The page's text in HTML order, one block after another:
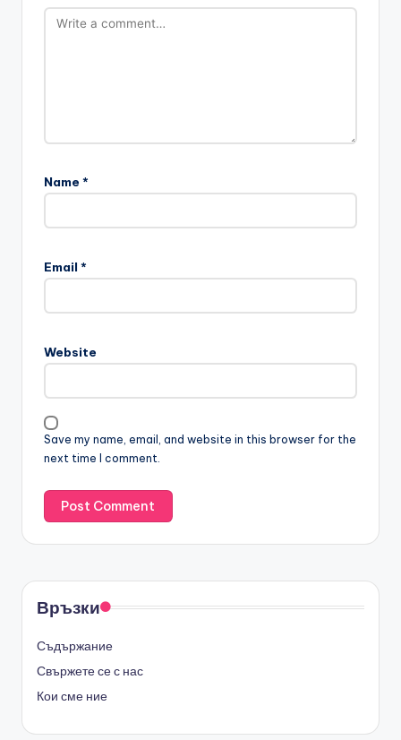
Name *
Email *
Website
Save my name, email, and website in this browser for the
next time I comment.
Връзки
Съдържание
Свържете се с нас
Кои сме ние